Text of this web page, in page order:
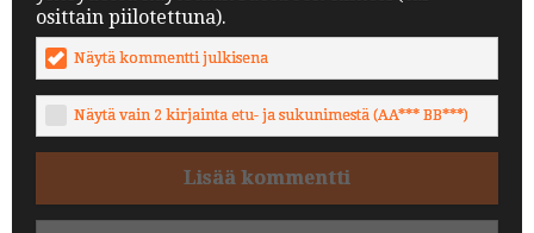
osittain piilotettuna).
Näytä kommentti julkisena
Näytä vain 2 kirjainta etu- ja sukunimestä (AA*** BB***)
Lisää kommentti